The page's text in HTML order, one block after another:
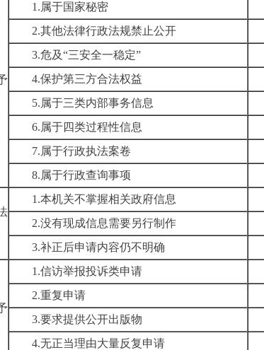
1.属于国家秘密
2.其他法律行政法规禁止公开
3.危及“三安全一稳定”
4.保护第三方合法权益
5.属于三类内部事务信息
6.属于四类过程性信息
7.属于行政执法案卷
8.属于行政查询事项
1.本机关不掌握相关政府信息
2.没有现成信息需要另行制作
3.补正后申请内容仍不明确
1.信访举报投诉类申请
2.重复申请
3.要求提供公开出版物
4.无正当理由大量反复申请